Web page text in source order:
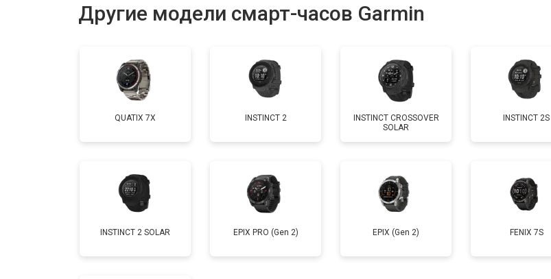
Замена кнопки включения от 60 мин
Замена Bluetooth от 70 мин
Другие модели смарт-часов Garmin
QUATIX 7X INSTINCT 2
INSTINCT CROSSOVER
SOLAR
INSTINCT 2S
INSTINCT 2 SOLAR EPIX PRO (Gen 2) EPIX (Gen 2) FENIX 7S